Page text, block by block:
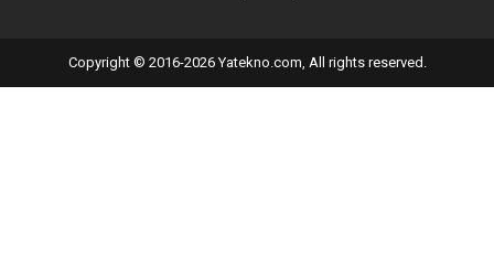
Copyright © 2016-2026 Yatekno.com, All rights reserved.